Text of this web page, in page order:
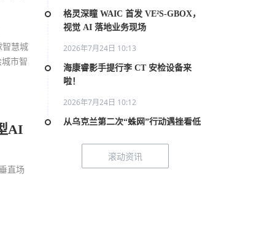
智慧城
市智
AI
直场
格灵深瞳 WAIC 首发 VE²S-GBOX，
视觉 AI 落地业务现场
2026年7月24日 10:13
海康睿影手提行李 CT 安检设备来
啦！
2026年7月24日 10:12
从乌克兰第二次“蛛网”行动遇挫看低
2026年7月20日 10:31
滚动资讯